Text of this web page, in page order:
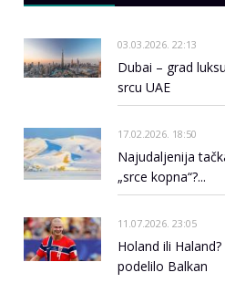
03.03.2026. 22:13
Dubai – grad
srcu UAE
17.02.2026. 18:50
Najudaljenija
„srce kopna“?...
11.07.2026. 23:05
Holand ili
podelilo Balkan